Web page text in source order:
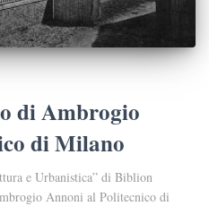
di Ambrogio
di Milano
e Urbanistica” di Biblion
Annoni al Politecnico di